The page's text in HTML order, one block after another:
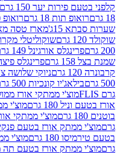
יער 150 גרם
ריטר חלב
תות 18 גרם
רואופ פטל 18 גרם
מארז טסה מאוהב מארז
שוקוליטלי מקרונים תות שדה 90
אורגינל 149 גרם
פרינגלס
פרינגלס פיצה 158 גרם
ניוקי שלושה צבעים 500 גרם
קונכיות 500 גרם
ממתקי אורז ממולאים בטעם
גרם
מוצ'י ממתקי
אורז בטעם פנקייק עם מייפל 180
גרם
אורז בטעם תה מאצ'ה וחלב 180